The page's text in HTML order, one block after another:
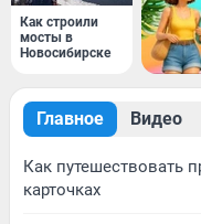
Как строили
мосты в
Новосибирске
Главное Видео
Как путешествовать
карточках